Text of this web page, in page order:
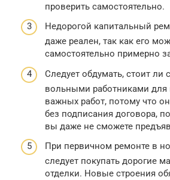
проверить самостоятельно.
Недорогой капитальный
даже реален, так как его
самостоятельно примерно
Следует обдумать, стоит ли
вольными работниками
важных работ, потому что
без подписания договора,
вы даже не сможете
При первичном ремонте в
следует покупать дорогие
отделки. Новые строения